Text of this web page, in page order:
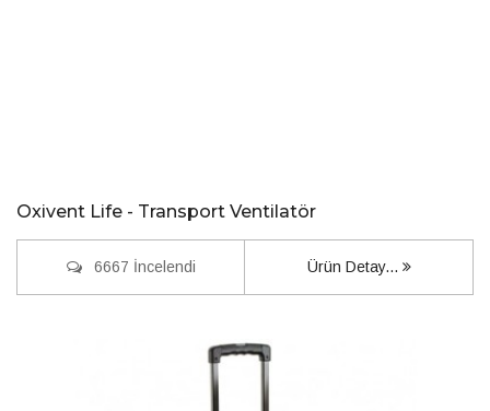
Oxivent Life - Transport Ventilatör
6667 İncelendi Ürün Detay...